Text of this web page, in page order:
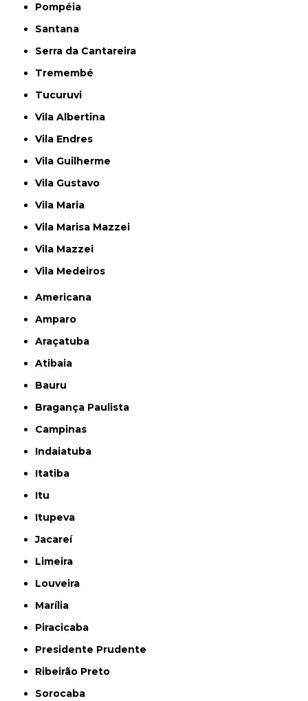
Pompéia
Santana
Serra da Cantareira
Tremembé
Tucuruvi
Vila Albertina
Vila Endres
Vila Guilherme
Vila Gustavo
Vila Maria
Vila Marisa Mazzei
Vila Mazzei
Vila Medeiros
Americana
Amparo
Araçatuba
Atibaia
Bauru
Bragança Paulista
Campinas
Indaiatuba
Itatiba
Itu
Itupeva
Jacareí
Limeira
Louveira
Marília
Piracicaba
Presidente Prudente
Ribeirão Preto
Sorocaba